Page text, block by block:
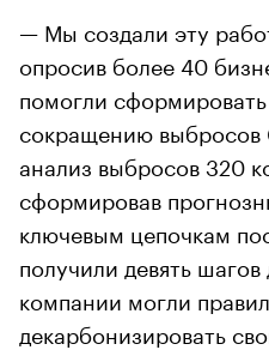
— Мы создали эту
опросив более 40
помогли
сокращению выбросов
анализ выбросов 320
сформировав
ключевым цепочкам
получили девять
компании могли
декарбонизировать